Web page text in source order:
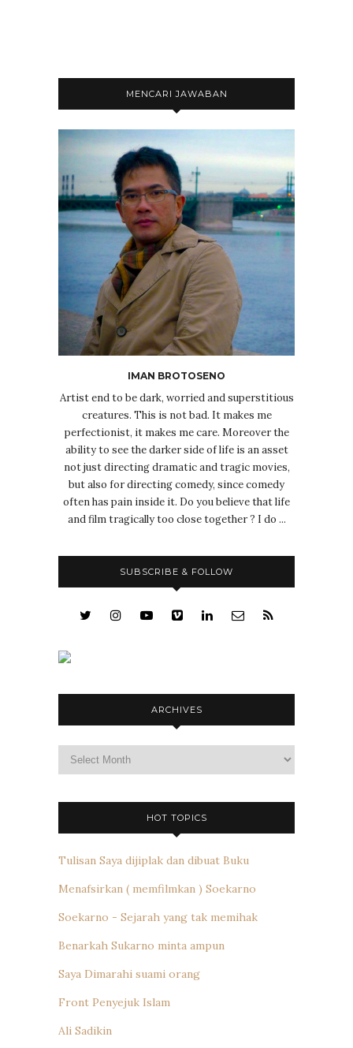
MENCARI JAWABAN
IMAN BROTOSENO
Artist end to be dark, worried and superstitious
creatures. This is not bad. It makes me
perfectionist, it makes me care. Moreover the
ability to see the darker side of life is an asset
not just directing dramatic and tragic movies,
but also for directing comedy, since comedy
often has pain inside it. Do you believe that life
and film tragically too close together ? I do ...
SUBSCRIBE & FOLLOW
ARCHIVES
HOT TOPICS
Tulisan Saya dijiplak dan dibuat Buku
Menafsirkan ( memfilmkan ) Soekarno
Soekarno - Sejarah yang tak memihak
Benarkah Sukarno minta ampun
Saya Dimarahi suami orang
Front Penyejuk Islam
Ali Sadikin